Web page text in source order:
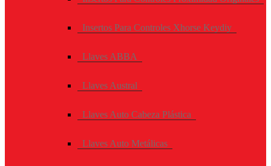
Insertos Para Controles Xhorse Keydiy
Llaves ABBA
Llaves Austral
Llaves Auto Cabeza Plástica
Llaves Auto Metálicas